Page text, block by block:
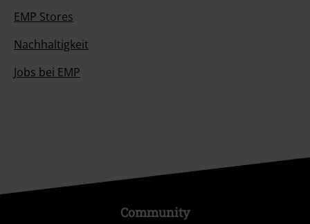
EMP Stores
Nachhaltigkeit
Jobs bei EMP
Community